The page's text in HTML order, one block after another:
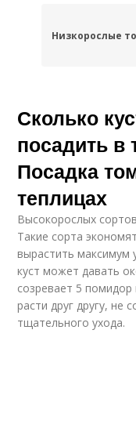
Низкорослые
Сколько
посадить в
Посадка
теплицах
Высокорослых сортов
Такие сорта
вырастить максимум
куст может давать
созревает 5
расти друг другу, не
тщательного ухода.